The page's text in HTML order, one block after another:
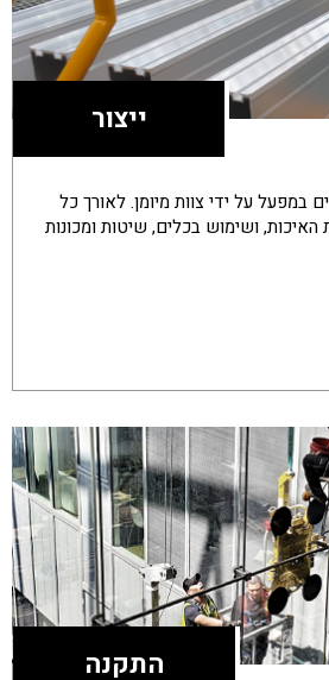
ייצור
במפעל על ידי צוות מיומן. לאורך כל
ושימוש בכלים, שיטות ומכונות
התקנה